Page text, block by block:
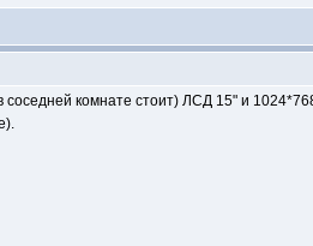
соседней комнате стоит) ЛСД 15" и